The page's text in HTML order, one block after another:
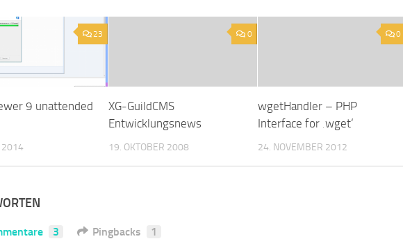
23
9 unattended
2014
0
XG-GuildCMS
Entwicklungsnews
19. OKTOBER 2008
0
wgetHandler – PHP
Interface for ‚wget‘
24. NOVEMBER 2012
3 Pingbacks 1